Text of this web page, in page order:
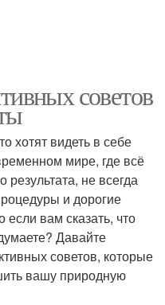
советов
хотят видеть в себе
мире, где всё
не всегда
и дорогие
если вам сказать, что
Давайте
советов, которые
вашу природную